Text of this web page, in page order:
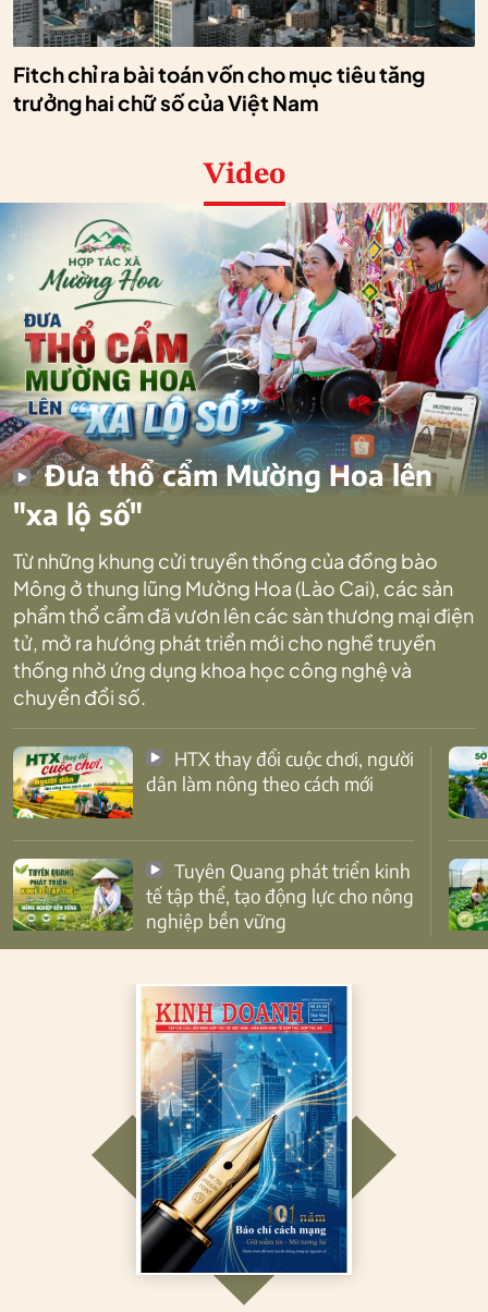
Fitch chỉ ra bài toán vốn cho mục tiêu tăng
trưởng hai chữ số của Việt Nam
Video
Đưa thổ cẩm Mường Hoa lên
"xa lộ số"
Từ những khung cửi truyền thống của đồng bào
Mông ở thung lũng Mường Hoa (Lào Cai), các sản
phẩm thổ cẩm đã vươn lên các sàn thương mại điện
tử, mở ra hướng phát triển mới cho nghề truyền
thống nhờ ứng dụng khoa học công nghệ và
chuyển đổi số.
dân làm nông theo cách mới
tế tập thể, tạo động lực cho nông
nghiệp bền vững